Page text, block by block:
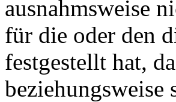
ausnahmsweise
für die oder den
festgestellt hat,
beziehungsweise